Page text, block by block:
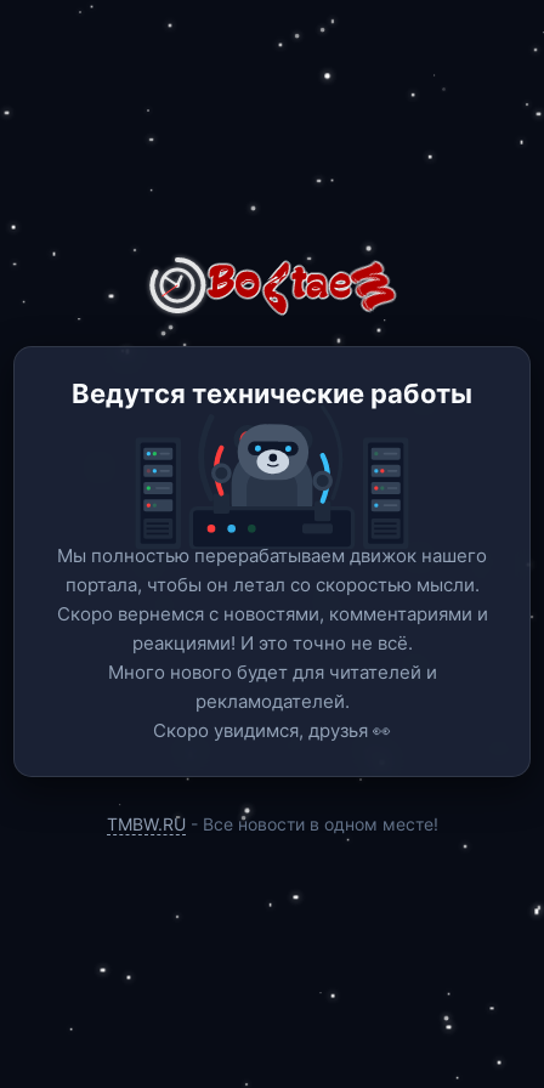
Ведутся технические работы
Мы полностью перерабатываем движок нашего
портала, чтобы он летал со скоростью мысли.
Скоро вернемся c новостями, комментариями и
реакциями! И это точно не всё.
Много нового будет для читателей и
рекламодателей.
Скоро увидимся, друзья 👀
TMBW.RU - Все новости в одном месте!